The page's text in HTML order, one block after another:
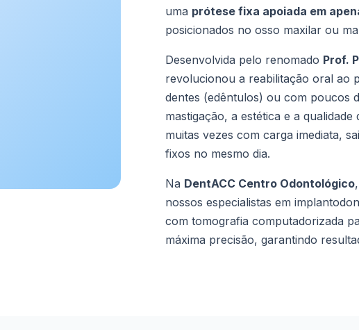
uma prótese fixa apoiada em
posicionados no osso maxilar ou
Desenvolvida pelo renomado Prof.
revolucionou a reabilitação oral ao
dentes (edêntulos) ou com poucos
mastigação, a estética e a
muitas vezes com carga imediata,
fixos no mesmo dia.
Na DentACC Centro Odontológico
nossos especialistas em
com tomografia computadorizada
máxima precisão, garantindo